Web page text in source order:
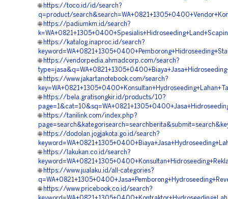
🌐 https://toco.id/id/search?
q=product/
🌐 https://padiumkm.id/search?
🌐 https://katalog.inaproc.id/search?
🌐 https://vendorpedia.ahmadcorp.com/search?
🌐 https://www.jakartanotebook.com/search?
🌐 https://bela.gratisongkir.id/products/10?
🌐 https://tanilink.com/index.php?
🌐 https://dodolan.jogjakota.go.id/search?
🌐 https://lakukan.co.id/search?
🌐 https://www.jualaku.id/all-categories?
🌐 https://www.pricebook.co.id/search?